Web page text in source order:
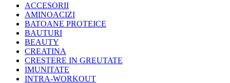
ACCESORII
AMINOACIZI
BATOANE PROTEICE
BAUTURI
BEAUTY
CREATINA
CRESTERE IN GREUTATE
IMUNITATE
INTRA-WORKOUT